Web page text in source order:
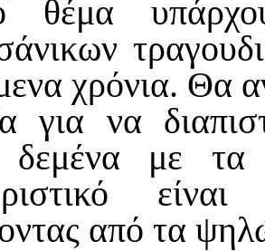
θέμα
χρόνια. Θα
για να
δεμένα με τα
από τα